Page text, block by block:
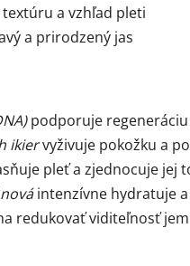
a vzhľad pleti
a prirodzený jas
podporuje
ikiervyživuje pokožku a
pleť a zjednocuje jej
intenzívne hydratuje
redukovať viditeľnosť